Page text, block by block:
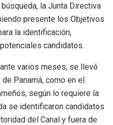
la Junta Directiva
presente los Objetivos
la identificación,
candidatos.
varios meses, se llevó
Panamá, como en el
según lo requiere la
se identificaron candidatos
del Canal y fuera de